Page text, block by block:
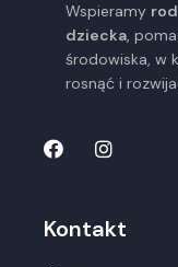
Wspieramy
dziecka,
środowiska, w
rosnąć i
Kontakt